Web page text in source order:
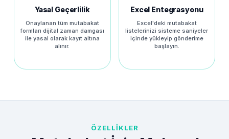
Yasal Geçerlilik
Onaylanan tüm mutabakat
formları dijital zaman damgası
ile yasal olarak kayıt altına
alınır.
Excel Entegrasyonu
Excel'deki mutabakat
listelerinizi sisteme saniyeler
içinde yükleyip gönderime
başlayın.
ÖZELLİKLER